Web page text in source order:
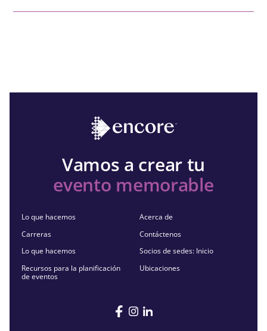
Vamos a crear tu
evento memorable
Lo que hacemos
Carreras
Lo que hacemos
Recursos para la planificación
de eventos
Acerca de
Contáctenos
Socios de sedes: Inicio
Ubicaciones